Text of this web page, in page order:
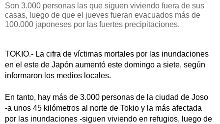
Son 3.000 personas las que siguen viviendo fuera de sus
casas, luego de que el jueves fueran evacuados más de
100.000 japoneses por las fuertes precipitaciones.
TOKIO.- La cifra de víctimas mortales por las inundaciones
en el este de Japón aumentó este domingo a siete, según
informaron los medios locales.
En tanto, hay más de 3.000 personas de la ciudad de Joso
-a unos 45 kilómetros al norte de Tokio y la más afectada
por las inundaciones -siguen viviendo en refugios, luego de